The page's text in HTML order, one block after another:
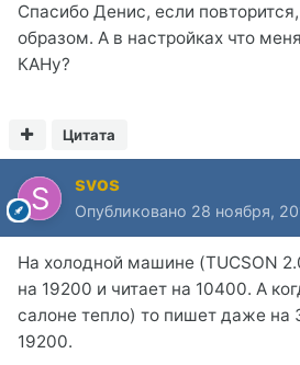
Спасибо Денис, если
образом. А в настройках что
КАНу?
Цитата
svos
Опубликовано 28 ноября,
На холодной машине (TUCSON
на 19200 и читает на 10400. А
салоне тепло) то пишет даже на
19200.